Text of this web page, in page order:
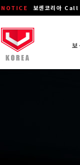
NOTICE 보센코리아